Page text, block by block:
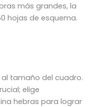
más grandes, la
hojas de esquema.
tamaño del cuadro.
elige
hebras para lograr